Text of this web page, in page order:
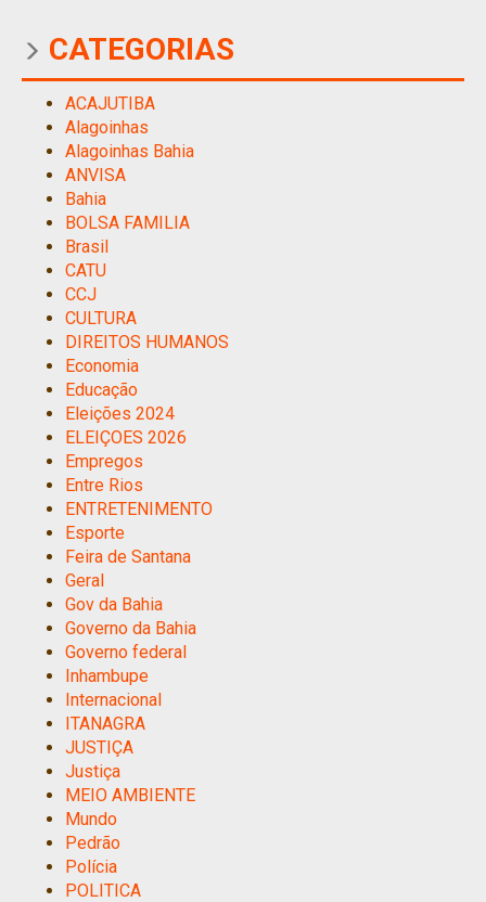
CATEGORIAS
ACAJUTIBA
Alagoinhas
Alagoinhas Bahia
ANVISA
Bahia
BOLSA FAMILIA
Brasil
CATU
CCJ
CULTURA
DIREITOS HUMANOS
Economia
Educação
Eleições 2024
ELEIÇOES 2026
Empregos
Entre Rios
ENTRETENIMENTO
Esporte
Feira de Santana
Geral
Gov da Bahia
Governo da Bahia
Governo federal
Inhambupe
Internacional
ITANAGRA
JUSTIÇA
Justiça
MEIO AMBIENTE
Mundo
Pedrão
Polícia
POLITICA